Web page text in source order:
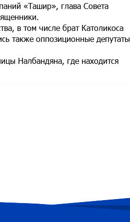
«Ташир», глава Совета
в том числе брат Католикоса
также оппозиционные депутаты,
Налбандяна, где находится